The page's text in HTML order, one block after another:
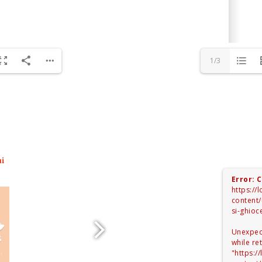
1/3
Error:
https://
si-
while